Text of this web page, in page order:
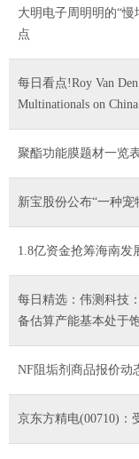
大明电子周明明的“
点
每日看点!Roy Van
Multinationals on China
聚酯功能膜题材一览
新宝股份公布“一种宠
1.8亿资金抢筹海南发
每日精选：伟测科技
备估算产能基本处于
NF阻垢剂商品报价动
京东方精电(00710)：